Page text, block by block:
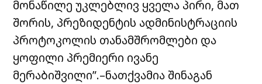
მონაწილე უკლებლივ ყველა პირი, მათ
შორის, პრეზიდენტის ადმინისტრაციის
პროტოკოლის თანამშრომლები და
ყოფილი პრემიერი ივანე
მერაბიშვილი”.–ნათქვამია შინაგან